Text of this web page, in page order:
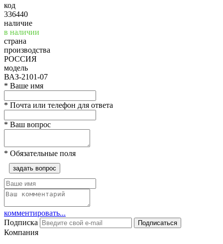
код
336440
наличие
в наличии
страна
производства
РОССИЯ
модель
ВАЗ-2101-07
* Ваше имя
* Почта или телефон для ответа
* Ваш вопрос
* Обязательные поля
задать вопрос
комментировать...
Подписка
Подписаться
Компания